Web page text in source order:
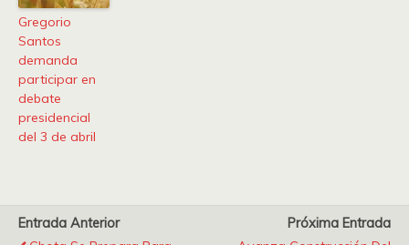
Gregorio
Santos
demanda
participar en
debate
presidencial
del 3 de abril
Entrada Anterior
Próxima Entrada